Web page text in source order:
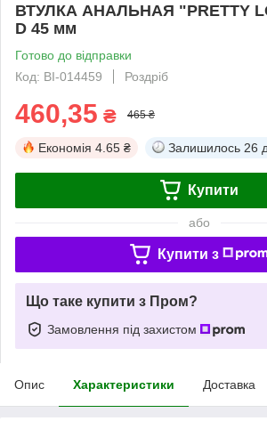
ВТУЛКА АНАЛЬНАЯ "PRETTY
D 45 мм
Готово до відправки
Код: BI-014459
Роздріб
460,35 ₴ 465 ₴
Економія 4.65 ₴ Залишилось 26
Купити
або
Купити з
Що таке купити з Пром?
Замовлення під захистом
Опис Характеристики Доставка